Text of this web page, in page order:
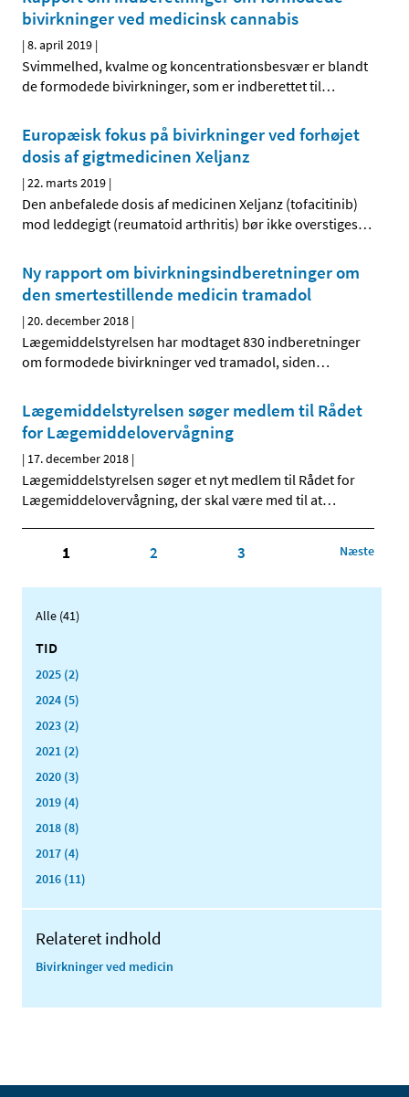
bivirkninger ved medicinsk cannabis
|8. april 2019 |
Svimmelhed, kvalme og koncentrationsbesvær er blandt
de formodede bivirkninger, som er indberettet til…
Europæisk fokus på bivirkninger ved forhøjet
dosis af gigtmedicinen Xeljanz
|22. marts 2019 |
Den anbefalede dosis af medicinen Xeljanz (tofacitinib)
mod leddegigt (reumatoid arthritis) bør ikke overstiges…
Ny rapport om bivirkningsindberetninger om
den smertestillende medicin tramadol
|20. december 2018 |
Lægemiddelstyrelsen har modtaget 830 indberetninger
om formodede bivirkninger ved tramadol, siden…
Lægemiddelstyrelsen søger medlem til Rådet
for Lægemiddelovervågning
| 17. december 2018 |
Lægemiddelstyrelsen søger et nyt medlem til Rådet for
Lægemiddelovervågning, der skal være med til at…
1 2 3 Næste
Alle (41)
TID
2025 (2)
2024 (5)
2023 (2)
2021 (2)
2020 (3)
2019 (4)
2018 (8)
2017 (4)
2016 (11)
Relateret indhold
Bivirkninger ved medicin